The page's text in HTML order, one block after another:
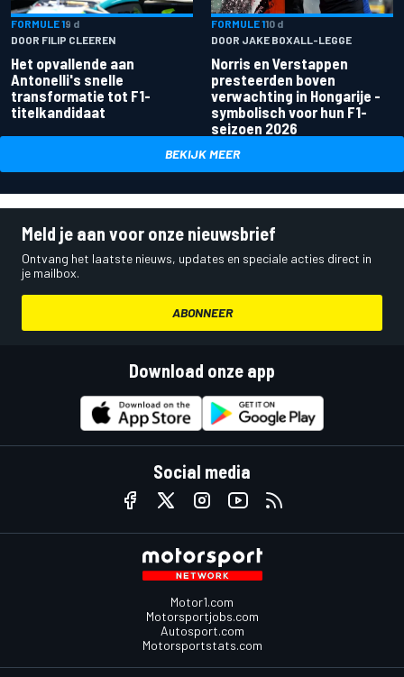
FORMULE 19 d
DOOR FILIP CLEEREN
Het opvallende aan
Antonelli's snelle
transformatie tot F1-
titelkandidaat
FORMULE 110 d
DOOR JAKE BOXALL-LEGGE
Norris en Verstappen
presteerden boven
verwachting in Hongarije -
symbolisch voor hun F1-
seizoen 2026
BEKIJK MEER
Meld je aan voor onze nieuwsbrief
Ontvang het laatste nieuws, updates en speciale acties direct in
je mailbox.
ABONNEER
Download onze app
Social media
Motor1.com
Motorsportjobs.com
Autosport.com
Motorsportstats.com